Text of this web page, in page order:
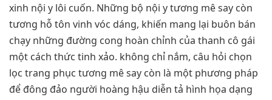
xinh nội y lôi cuốn. Những bộ nội y tương mê say còn
tương hỗ tôn vinh vóc dáng, khiến mang lại buôn bán
chạy những đường cong hoàn chỉnh của thanh cô gái
một cách thức tinh xảo. không chỉ nắm, câu hỏi chọn
lọc trang phục tương mê say còn là một phương pháp
để đông đảo người hoàng hậu diễn tả hình họa dạng